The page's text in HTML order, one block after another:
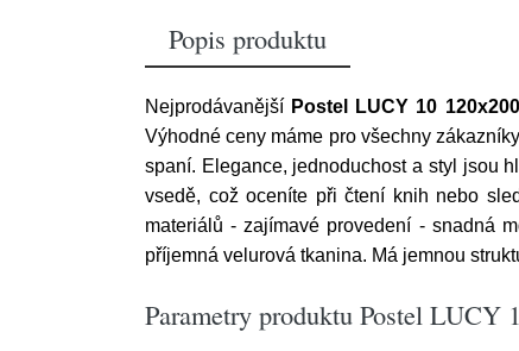
Popis produktu
Nejprodávanější Postel LUCY 10
Výhodné ceny máme pro všechny
spaní. Elegance, jednoduchost a styl jsou
vsedě, což oceníte při čtení knih nebo
materiálů - zajímavé provedení - snadná
příjemná velurová tkanina. Má jemnou
Parametry produktu Postel LUCY